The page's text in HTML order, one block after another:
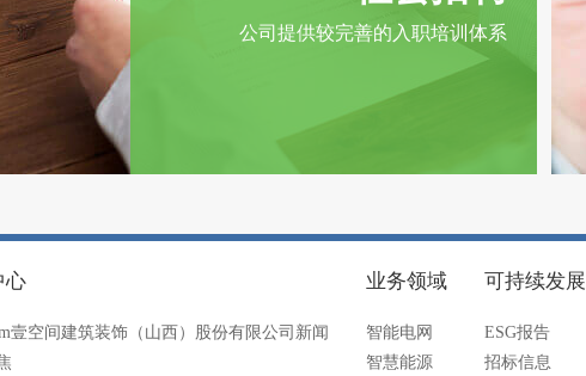
公司提供较完善的入职培训体系
心
壹空间建筑装饰（山西）股份有限公司新闻
业务领域
智能电网
智慧能源
可持续发展
ESG报告
招标信息